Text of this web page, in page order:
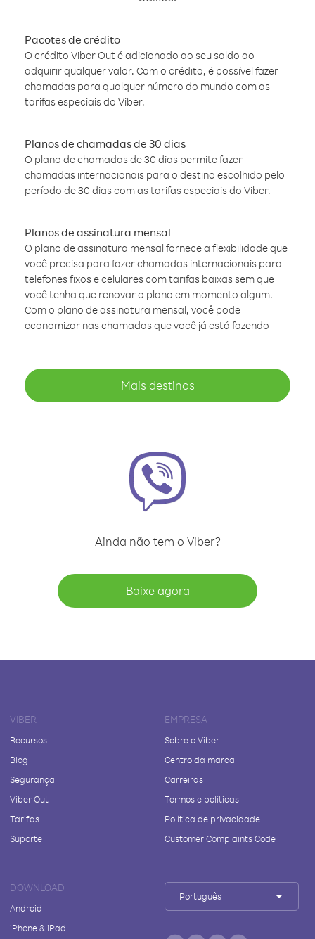
Pacotes de crédito
O crédito Viber Out é adicionado ao seu saldo ao
adquirir qualquer valor. Com o crédito, é possível fazer
chamadas para qualquer número do mundo com as
tarifas especiais do Viber.
Planos de chamadas de 30 dias
O plano de chamadas de 30 dias permite fazer
chamadas internacionais para o destino escolhido pelo
período de 30 dias com as tarifas especiais do Viber.
Planos de assinatura mensal
O plano de assinatura mensal fornece a flexibilidade que
você precisa para fazer chamadas internacionais para
telefones fixos e celulares com tarifas baixas sem que
você tenha que renovar o plano em momento algum.
Com o plano de assinatura mensal, você pode
economizar nas chamadas que você já está fazendo
Mais destinos
Ainda não tem o Viber?
Baixe agora
VIBER
Recursos
Blog
Segurança
Viber Out
Tarifas
Suporte
EMPRESA
Sobre o Viber
Centro da marca
Carreiras
Termos e políticas
Política de privacidade
Customer Complaints Code
DOWNLOAD
Android
iPhone & iPad
Português